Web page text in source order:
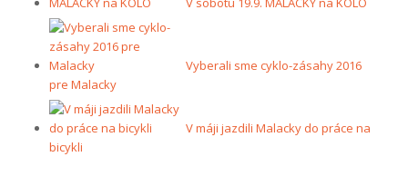
Vyberali sme cyklo-zásahy 2016
pre Malacky
V máji jazdili Malacky do práce na
bicykli